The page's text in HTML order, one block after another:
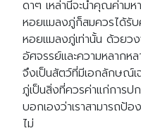
ดาๆ เหล่านี้จะนำคุณค่าม
หอยแมลงภู่ก็สมควรได้รั
หอยแมลงภู่เท่านั้น ด้วยว
อัศจรรย์และความหลาก
จึงเป็นสัตว์ที่มีเอกลักษณ์เ
ภู่เป็นสิ่งที่ควรค่าแก่การป
บอกเองว่าเราสามารถป้
ไม่